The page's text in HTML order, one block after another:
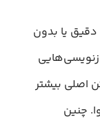
دقیق یا بدون
اصلی بیشتر
چنین